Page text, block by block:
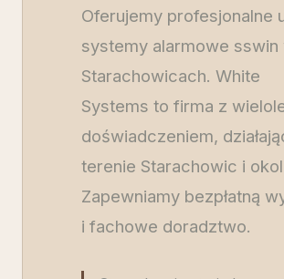
Oferujemy profesjonalne
systemy alarmowe sswin
Starachowicach. White
Systems to firma z
doświadczeniem,
terenie Starachowic i
Zapewniamy bezpłatną
i fachowe doradztwo.